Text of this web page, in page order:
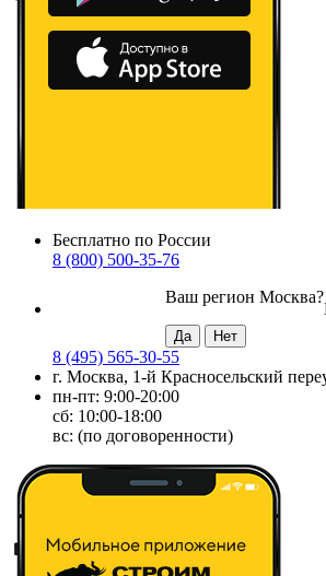
Бесплатно по России
8 (800) 500-35-76
Ваш регион Москва?
8 (495) 565-30-55
г. Москва, 1-й Красносельский
пн-пт: 9:00-20:00
сб: 10:00-18:00
вс: (по договоренности)